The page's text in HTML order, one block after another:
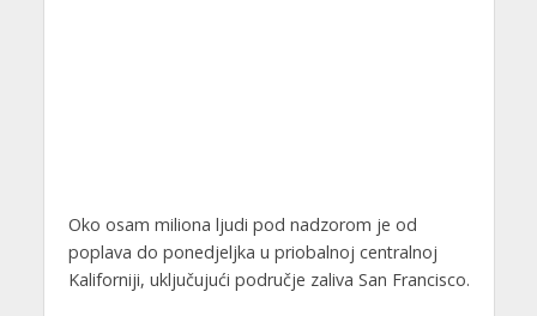
Oko osam miliona ljudi pod nadzorom je od
poplava do ponedjeljka u priobalnoj centralnoj
Kaliforniji, uključujući područje zaliva San Francisco.